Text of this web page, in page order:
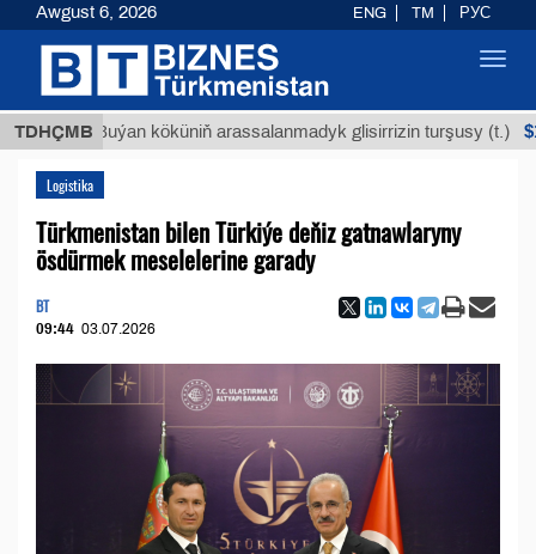
TDHÇMB
Buýan köküniň arassalanmadyk glisirrizin turşusy (t.)
Logistika
Türkmenistan bilen Türkiýe deňiz gatnawlaryny
ösdürmek meselelerine garady
BT
09:44 03.07.2026
Awgust 6, 2026 ENG TM РУС